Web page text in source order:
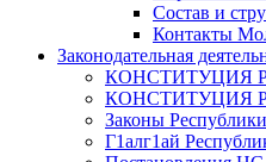
Состав и
Контакты
Законодательная
КОНСТИТУЦИЯ
КОНСТИТУЦИЯ
Законы
Г1алг1ай